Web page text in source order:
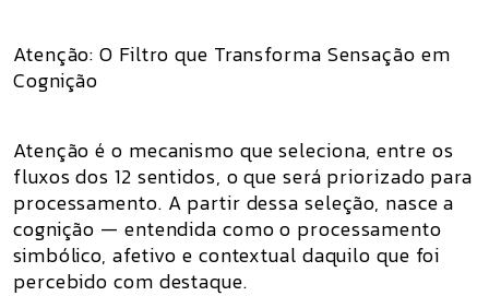
Atenção: O Filtro que Transforma Sensação em
Cognição
Atenção é o mecanismo que seleciona, entre os
fluxos dos 12 sentidos, o que será priorizado para
processamento. A partir dessa seleção, nasce a
cognição — entendida como o processamento
simbólico, afetivo e contextual daquilo que foi
percebido com destaque.